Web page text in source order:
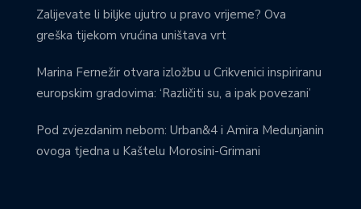
Zalijevate li biljke ujutro u pravo vrijeme? Ova
greška tijekom vrućina uništava vrt
Marina Fernežir otvara izložbu u Crikvenici inspiriranu
europskim gradovima: ‘Različiti su, a ipak povezani’
Pod zvjezdanim nebom: Urban&4 i Amira Medunjanin
ovoga tjedna u Kaštelu Morosini-Grimani